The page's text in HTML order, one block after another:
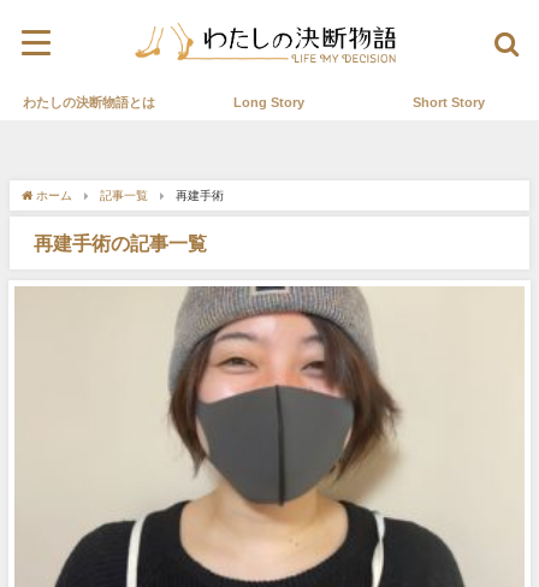
わたしの決断物語とは Long Story Short Story
ホーム 記事一覧 再建手術
再建手術の記事一覧